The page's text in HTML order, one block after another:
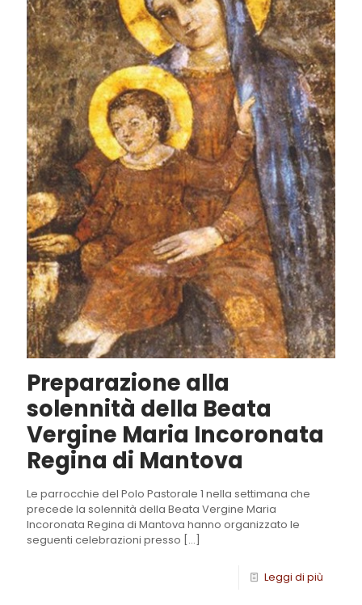
Preparazione alla
solennità della Beata
Vergine Maria Incoronata
Regina di Mantova
Le parrocchie del Polo Pastorale 1 nella settimana che
precede la solennità della Beata Vergine Maria
Incoronata Regina di Mantova hanno organizzato le
seguenti celebrazioni presso […]
Leggi di più